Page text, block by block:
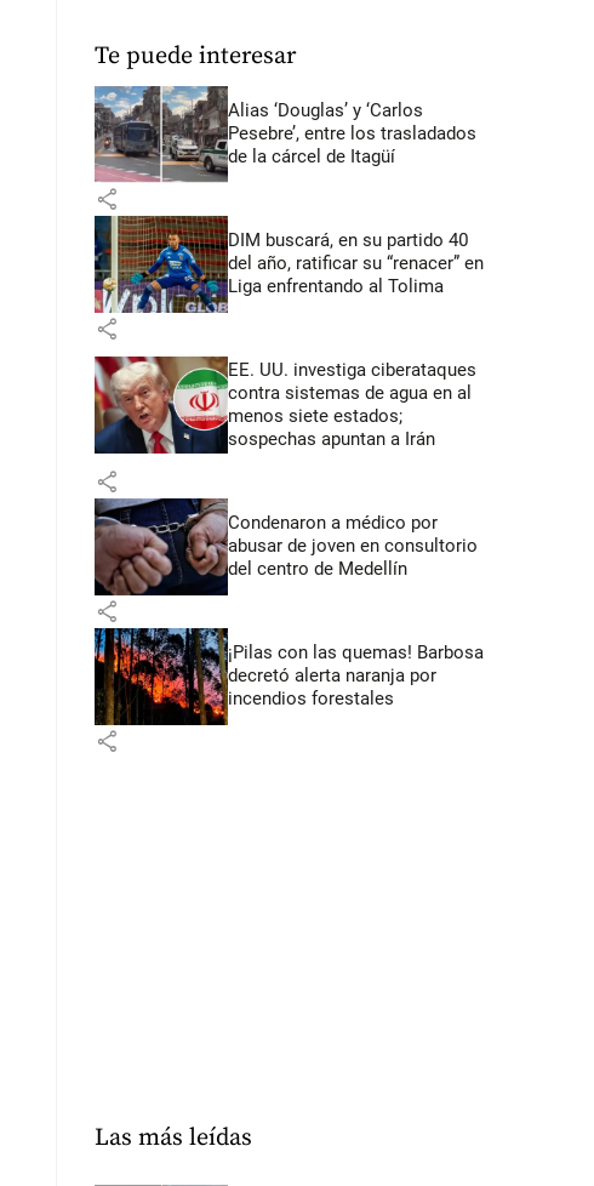
Te puede interesar
Alias ‘Douglas’ y ‘Carlos
Pesebre’, entre los trasladados
de la cárcel de Itagüí
share
DIM buscará, en su partido 40
del año, ratificar su “renacer” en
Liga enfrentando al Tolima
share
EE. UU. investiga ciberataques
contra sistemas de agua en al
menos siete estados;
sospechas apuntan a Irán
share
Condenaron a médico por
abusar de joven en consultorio
del centro de Medellín
share
¡Pilas con las quemas! Barbosa
decretó alerta naranja por
incendios forestales
share
Las más leídas